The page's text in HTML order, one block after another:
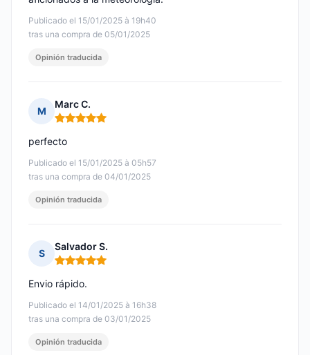
Publicado el 15/01/2025 à 19h40
tras una compra de 05/01/2025
Opinión traducida
M
Marc C.
Nota: 5 de 5
Publicado el 15/01/2025 à 05h57
tras una compra de 04/01/2025
perfecto
Opinión traducida
S
Salvador S.
Nota: 5 de 5
Publicado el 14/01/2025 à 16h38
tras una compra de 03/01/2025
Envio rápido.
Opinión traducida